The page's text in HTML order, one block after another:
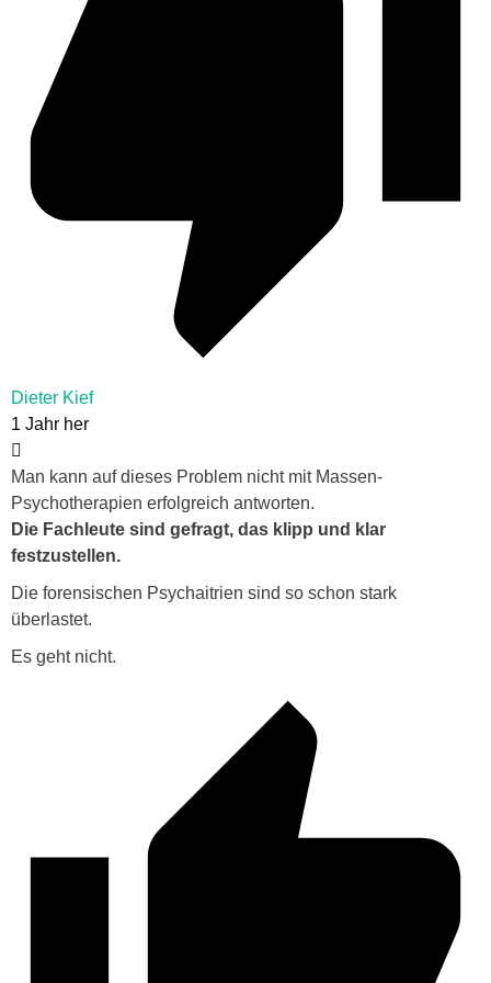
Dieter Kief
1 Jahr her
Man kann auf dieses Problem nicht mit Massen-
Psychotherapien erfolgreich antworten.
Die Fachleute sind gefragt, das klipp und klar
festzustellen.
Die forensischen Psychaitrien sind so schon stark
überlastet.
Es geht nicht.